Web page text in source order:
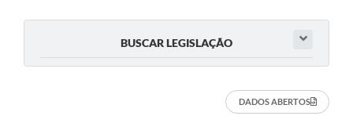
BUSCAR LEGISLAÇÃO
DADOS ABERTOS